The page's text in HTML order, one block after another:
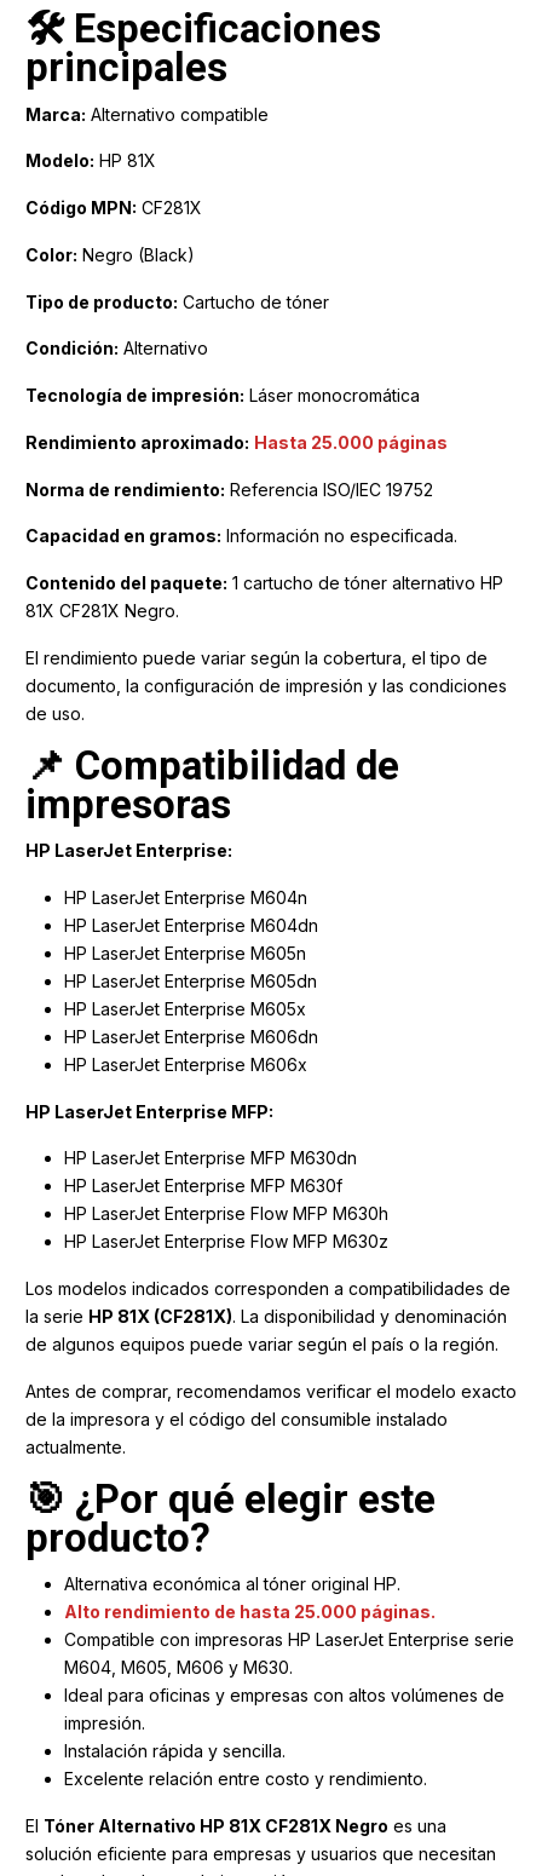
🛠️ Especificaciones
principales
Marca: Alternativo compatible
Modelo: HP 81X
Código MPN: CF281X
Color: Negro (Black)
Tipo de producto: Cartucho de tóner
Condición: Alternativo
Tecnología de impresión: Láser monocromática
Rendimiento aproximado: Hasta 25.000 páginas
Norma de rendimiento: Referencia ISO/IEC 19752
Capacidad en gramos: Información no especificada.
Contenido del paquete: 1 cartucho de tóner alternativo HP
81X CF281X Negro.
El rendimiento puede variar según la cobertura, el tipo de
documento, la configuración de impresión y las condiciones
de uso.
📌 Compatibilidad de
impresoras
HP LaserJet Enterprise:
HP LaserJet Enterprise M604n
HP LaserJet Enterprise M604dn
HP LaserJet Enterprise M605n
HP LaserJet Enterprise M605dn
HP LaserJet Enterprise M605x
HP LaserJet Enterprise M606dn
HP LaserJet Enterprise M606x
HP LaserJet Enterprise MFP:
HP LaserJet Enterprise MFP M630dn
HP LaserJet Enterprise MFP M630f
HP LaserJet Enterprise Flow MFP M630h
HP LaserJet Enterprise Flow MFP M630z
Los modelos indicados corresponden a compatibilidades de
la serie HP 81X (CF281X). La disponibilidad y denominación
de algunos equipos puede variar según el país o la región.
Antes de comprar, recomendamos verificar el modelo exacto
de la impresora y el código del consumible instalado
actualmente.
🎯 ¿Por qué elegir este
producto?
Alternativa económica al tóner original HP.
Alto rendimiento de hasta 25.000 páginas.
Compatible con impresoras HP LaserJet Enterprise serie
M604, M605, M606 y M630.
Ideal para oficinas y empresas con altos volúmenes de
impresión.
Instalación rápida y sencilla.
Excelente relación entre costo y rendimiento.
El Tóner Alternativo HP 81X CF281X Negro es una
solución eficiente para empresas y usuarios que necesitan